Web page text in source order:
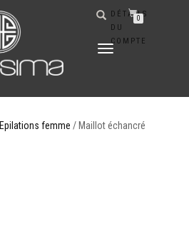
DÉPLIER
DÉTAILS
DU
COMPTE
0
Epilations femme / Maillot échancré